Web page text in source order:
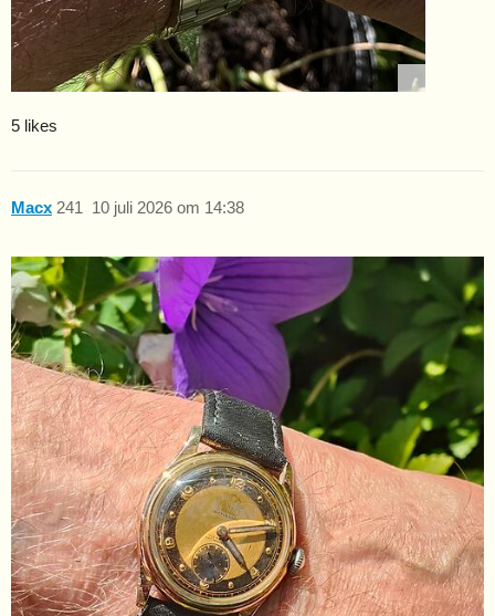
5 likes
Macx 10 juli 2026 om 14:38
241